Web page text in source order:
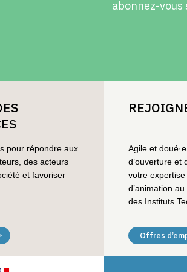
abonnez-vous
pour répondre aux
des acteurs
et favoriser
Agile et
d’ouverture et
votre
d’animation
des Instituts
Offres